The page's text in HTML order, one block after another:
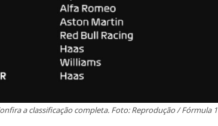
a classificação completa. Foto: Reprodução / Fórmula